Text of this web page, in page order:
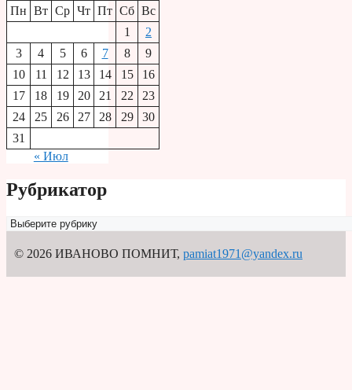
Пн Вт Ср Чт Пт Сб Вс
1
2
3
4 5 6 7 8
9
10
11 12 13 14 15
16
17
18 19 20 21 22
23
24
25 26 27 28 29
30
31
« Июл
Рубрикатор
Рубрикатор
© 2026 ИВАНОВО ПОМНИТ, pamiat1971@yandex.ru